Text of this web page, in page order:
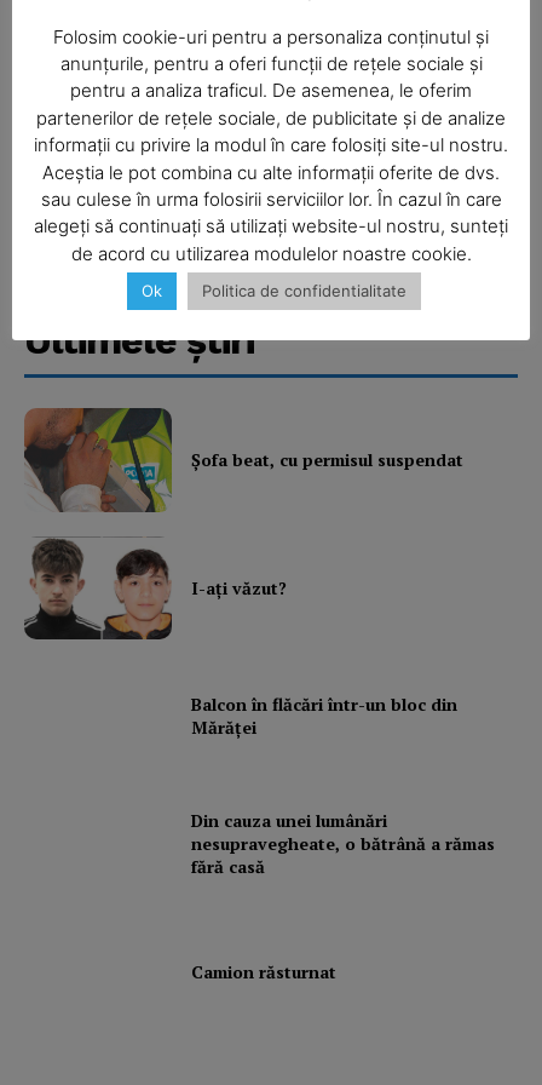
SUBSCRIBE NOW
Company
About
Subscription Plans
My account
Ultimele ştiri
Şofa beat, cu permisul suspendat
I-aţi văzut?
Balcon în flăcări într-un bloc din
Mărăţei
Din cauza unei lumânări
nesupravegheate, o bătrână a rămas
fără casă
Camion răsturnat
Folosim cookie-uri pentru a personaliza conținutul și
anunțurile, pentru a oferi funcții de rețele sociale și
pentru a analiza traficul. De asemenea, le oferim
partenerilor de rețele sociale, de publicitate și de analize
informații cu privire la modul în care folosiți site-ul nostru.
Aceștia le pot combina cu alte informații oferite de dvs.
sau culese în urma folosirii serviciilor lor. În cazul în care
alegeți să continuați să utilizați website-ul nostru, sunteți
de acord cu utilizarea modulelor noastre cookie.
Ok Politica de confidentialitate